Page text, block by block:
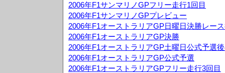
2006年F1サンマリノGPフリー走行1回目
2006年F1サンマリノGPプレビュー
2006年F1オーストラリアGP日曜日決勝レー
2006年F1オーストラリアGP決勝
2006年F1オーストラリアGP土曜日公式予選
2006年F1オーストラリアGP公式予選
2006年F1オーストラリアGPフリー走行3回目